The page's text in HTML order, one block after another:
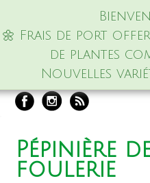
🌼 Frais de port
de plantes
Nouvelles
Pépinière
foulerie